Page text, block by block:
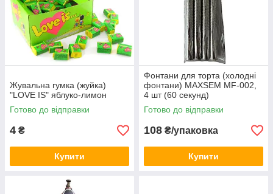
Жувальна гумка (жуйка)
"LOVE IS" яблуко-лимон
Готово до відправки
4 ₴
Купити
Фонтани для торта (холодні
фонтани) MAXSEM MF-002,
4 шт (60 секунд)
Готово до відправки
108 ₴/упаковка
Купити